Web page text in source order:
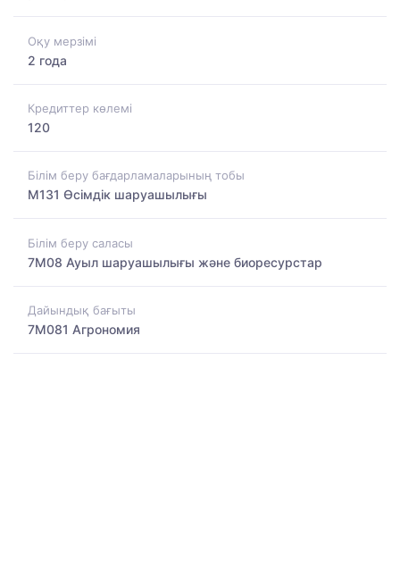
Оқу мерзімі
2 года
Кредиттер көлемі
120
Білім беру бағдарламаларының тобы
M131 Өсімдік шаруашылығы
Білім беру саласы
7M08 Ауыл шаруашылығы және биоресурстар
Дайындық бағыты
7M081 Агрономия